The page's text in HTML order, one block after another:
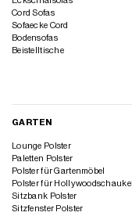
Cord Sofas
Sofaecke Cord
Bodensofas
Beistelltische
GARTEN
Lounge Polster
Paletten Polster
Polster für Gartenmöbel
Polster für Hollywoodschaukel
Sitzbank Polster
Sitzfenster Polster